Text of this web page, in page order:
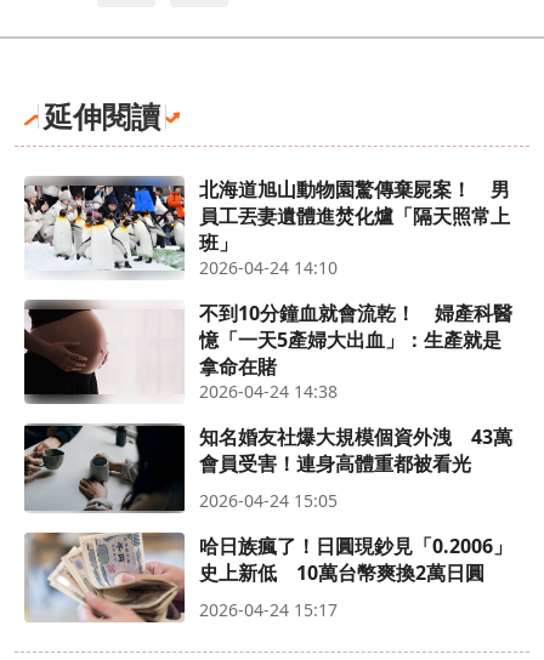
延伸閱讀
北海道旭山動物園驚傳棄屍案！ 男
員工丟妻遺體進焚化爐「隔天照常上
班」
2026-04-24 14:10
不到10分鐘血就會流乾！ 婦產科醫
憶「一天5產婦大出血」：生產就是
拿命在賭
2026-04-24 14:38
知名婚友社爆大規模個資外洩 43萬
會員受害！連身高體重都被看光
2026-04-24 15:05
哈日族瘋了！日圓現鈔見「0.2006」
史上新低 10萬台幣爽換2萬日圓
2026-04-24 15:17